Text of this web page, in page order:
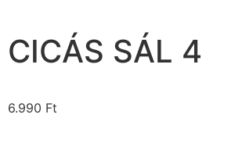
CICÁS SÁL 4
6.990 Ft